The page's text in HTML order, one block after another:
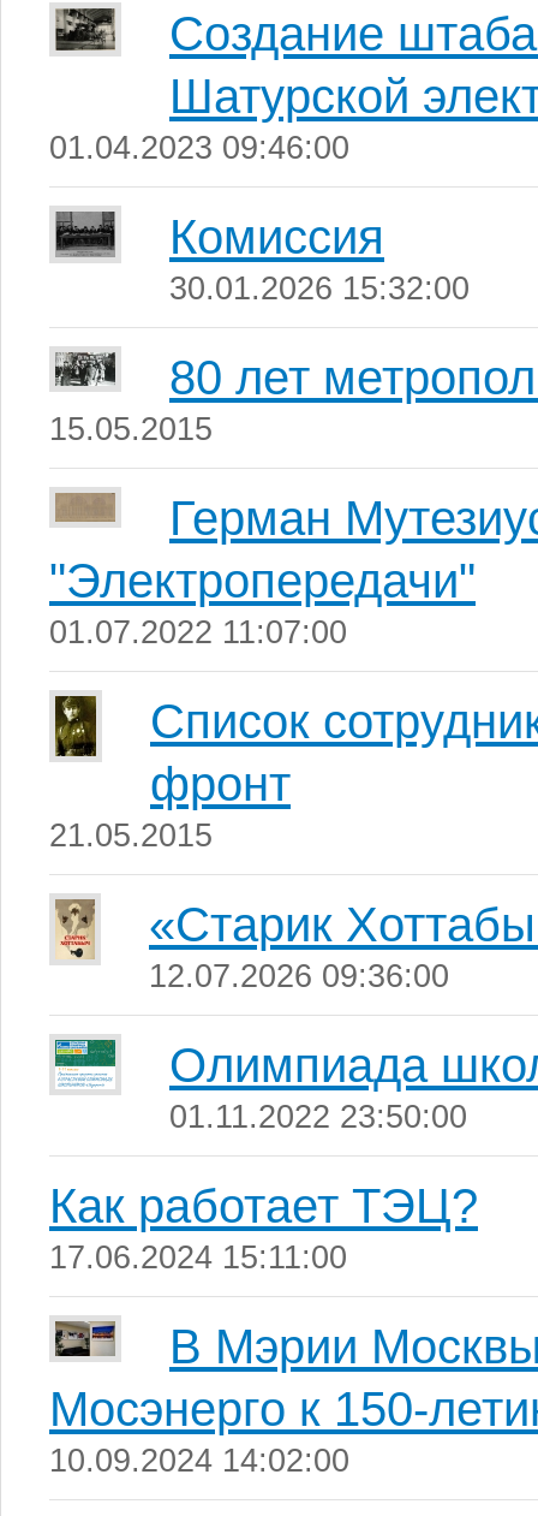
Создание
Шатурской
01.04.2023 09:46:00
Комиссия
30.01.2026 15:32:00
80 лет
15.05.2015
Герман
"Электропередачи"
01.07.2022 11:07:00
Список
фронт
21.05.2015
«Старик
12.07.2026 09:36:00
Олимпиада
01.11.2022 23:50:00
Как работает ТЭЦ?
17.06.2024 15:11:00
В Мэрии
Мосэнерго к 150-
10.09.2024 14:02:00